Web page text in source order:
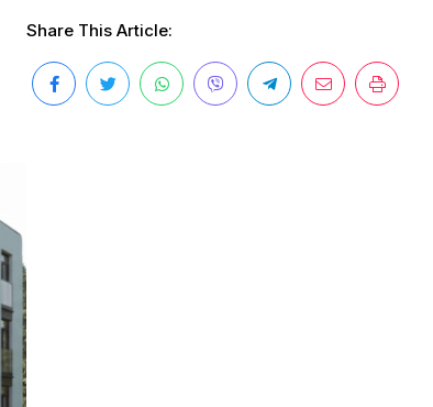
Share This Article: